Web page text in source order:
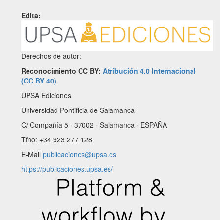
Edita:
Derechos de autor:
Reconocimiento CC BY: Atribución 4.0 Internacional
(CC BY 40)
UPSA Ediciones
Universidad Pontificia de Salamanca
C/ Compañía 5 · 37002 · Salamanca · ESPAÑA
Tfno: +34 923 277 128
E-Mail publicaciones@upsa.es
https://publicaciones.upsa.es/